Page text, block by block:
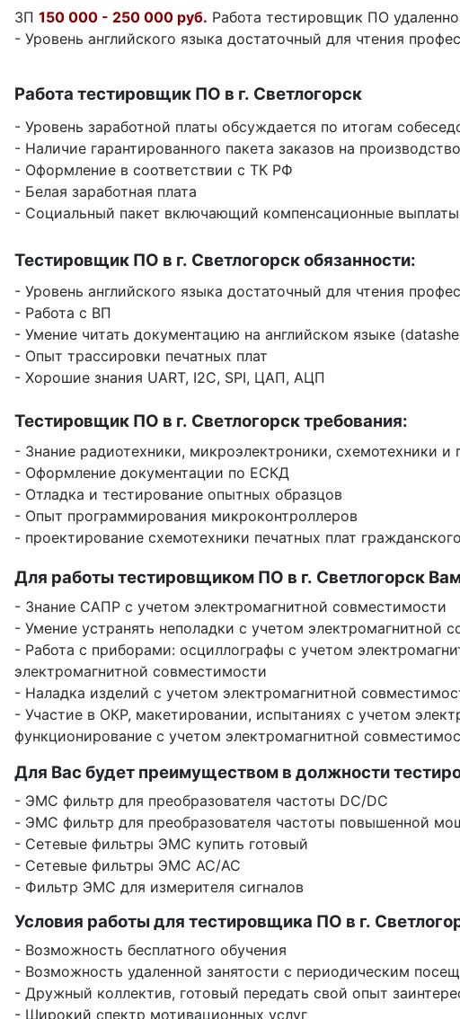
ЗП 150 000 - 250 000 руб. Работа тестировщик ПО
- Уровень английского языка достаточный для чтения
Работа тестировщик ПО в г. Светлогорск
- Уровень заработной платы обсуждается по итогам
- Наличие гарантированного пакета заказов на
- Оформление в соответствии с ТК РФ
- Белая заработная плата
- Социальный пакет включающий компенсационные выплаты
Тестировщик ПО в г. Светлогорск обязанности:
- Уровень английского языка достаточный для чтения
- Работа с ВП
- Умение читать документацию на английском языке
- Опыт трассировки печатных плат
- Хорошие знания UART, I2C, SPI, ЦАП, АЦП
Тестировщик ПО в г. Светлогорск требования:
- Знание радиотехники, микроэлектроники, схемотехники и
- Оформление документации по ЕСКД
- Отладка и тестирование опытных образцов
- Опыт программирования микроконтроллеров
- проектирование схемотехники печатных плат
Для работы тестировщиком ПО в г. Светлогорск
- Знание САПР с учетом электромагнитной совместимости
- Умение устранять неполадки с учетом электромагнитной
- Работа с приборами: осциллографы с учетом
электромагнитной совместимости
- Наладка изделий с учетом электромагнитной
- Участие в ОКР, макетировании, испытаниях с учетом
функционирование с учетом электромагнитной
Для Вас будет преимуществом в должности
- ЭМС фильтр для преобразователя частоты DC/DC
- ЭМС фильтр для преобразователя частоты повышенной
- Сетевые фильтры ЭМС купить готовый
- Сетевые фильтры ЭМС AC/AC
- Фильтр ЭМС для измерителя сигналов
Условия работы для тестировщика ПО в г.
- Возможность бесплатного обучения
- Возможность удаленной занятости с периодическим
- Дружный коллектив, готовый передать свой опыт
- Широкий спектр мотивационных услуг